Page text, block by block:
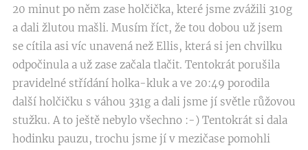
20 minut po něm zase holčička, které jsme zvážili 310g
a dali žlutou mašli. Musím říct, že tou dobou už jsem
se cítila asi víc unavená než Ellis, která si jen chvilku
odpočinula a už zase začala tlačit. Tentokrát porušila
pravidelné střídání holka-kluk a ve 20:49 porodila
další holčičku s váhou 331g a dali jsme jí světle růžovou
stužku. A to ještě nebylo všechno :-) Tentokrát si dala
hodinku pauzu, trochu jsme jí v mezičase pomohli